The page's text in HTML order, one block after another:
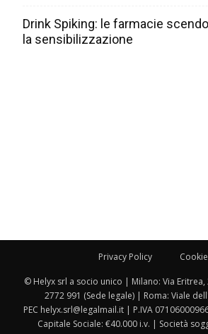
Drink Spiking: le farmacie
la sensibilizzazione
Privacy Policy
© Helyx srl a socio unico | Milano: Via Eritrea,
2772 991 (Sede legale) | Roma: Viale
PEC helyx.srl@legalmail.it | P.IVA
Capitale Sociale: €40.000 i.v. | Società